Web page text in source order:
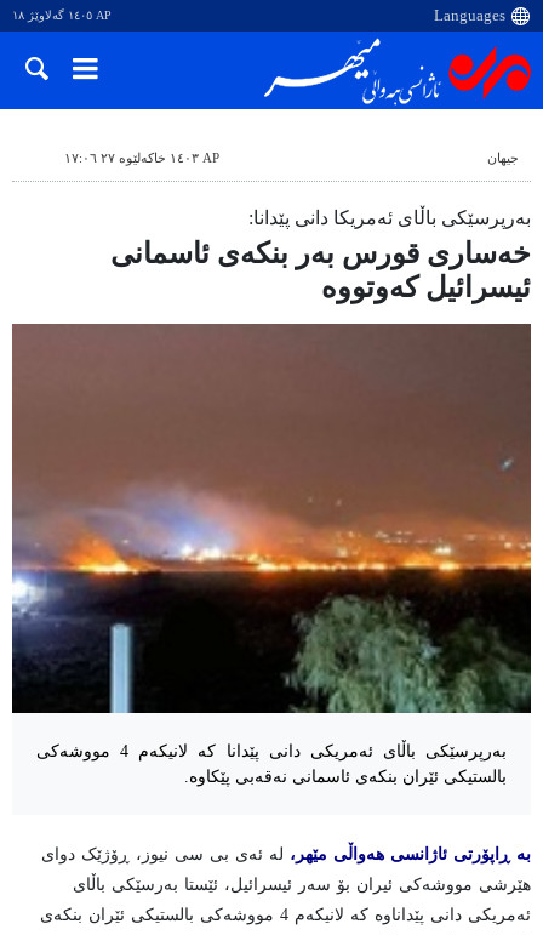
AP ١٤٠٥ گەلاوێژ ١٨
جیهان AP ١٤٠٣ خاکەلێوە ٢٧ ١٧:٠٦
بەرپرسێکی باڵای ئەمریکا دانی پێدانا:
خەساری قورس بەر بنکەی ئاسمانی
ئیسرائیل کەوتووە
بەرپرسێکی باڵای ئەمریکی دانی پێدانا کە لانیکەم 4 مووشەکی
بالستیکی ئێران بنکەی ئاسمانی نەقەبی پێکاوە.
بە ڕاپۆرتی ئاژانسی هەواڵی مێهر، لە ئەی بی سی نیوز، ڕۆژێک دوای
هێرشی مووشەکی ئیران بۆ سەر ئیسرائیل، ئێستا بەرسێکی باڵای
ئەمریکی دانی پێداناوە کە لانیکەم 4 مووشەکی بالستیکی ئێران بنکەی